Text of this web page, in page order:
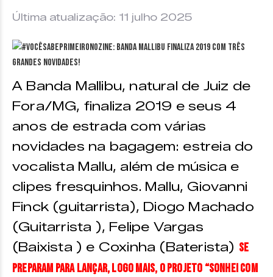
Última atualização: 11 julho 2025
A Banda Mallibu, natural de Juiz de
Fora/MG, finaliza 2019 e seus 4
anos de estrada com várias
novidades na bagagem: estreia do
vocalista Mallu, além de música e
clipes fresquinhos. Mallu, Giovanni
Finck (guitarrista), Diogo Machado
(Guitarrista ), Felipe Vargas
(Baixista ) e Coxinha (Baterista) se
preparam para lançar, logo mais, o projeto “Sonhei com